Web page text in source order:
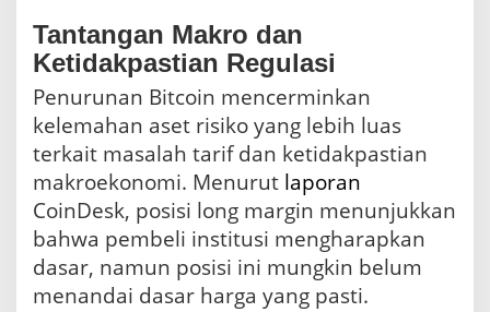
Tantangan Makro dan
Ketidakpastian Regulasi
Penurunan Bitcoin mencerminkan
kelemahan aset risiko yang lebih luas
terkait masalah tarif dan ketidakpastian
makroekonomi. Menurut laporan
CoinDesk, posisi long margin menunjukkan
bahwa pembeli institusi mengharapkan
dasar, namun posisi ini mungkin belum
menandai dasar harga yang pasti.